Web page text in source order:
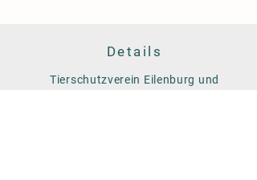
Details
Tierschutzverein Eilenburg und